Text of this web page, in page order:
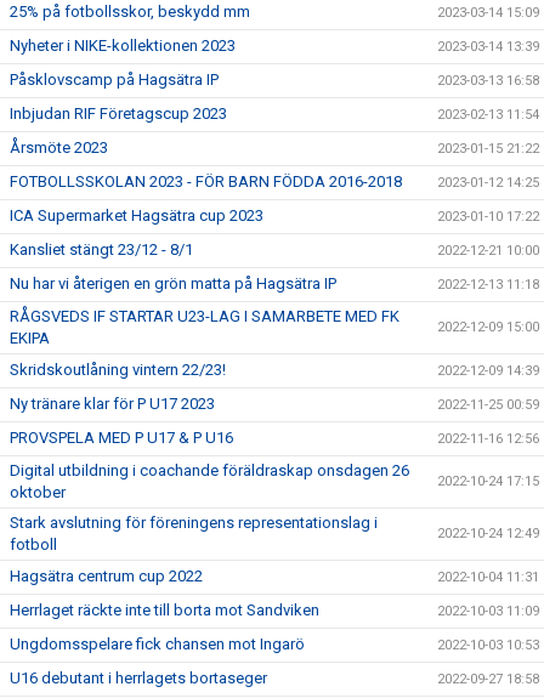
25% på fotbollsskor, beskydd mm 2023-03-14 15:09
Nyheter i NIKE-kollektionen 2023 2023-03-14 13:39
Påsklovscamp på Hagsätra IP 2023-03-13 16:58
Inbjudan RIF Företagscup 2023 2023-02-13 11:54
Årsmöte 2023 2023-01-15 21:22
FOTBOLLSSKOLAN 2023 - FÖR BARN FÖDDA 2016-2018 2023-01-12 14:25
ICA Supermarket Hagsätra cup 2023 2023-01-10 17:22
Kansliet stängt 23/12 - 8/1 2022-12-21 10:00
Nu har vi återigen en grön matta på Hagsätra IP 2022-12-13 11:18
RÅGSVEDS IF STARTAR U23-LAG I SAMARBETE MED FK
EKIPA
2022-12-09 15:00
Skridskoutlåning vintern 22/23! 2022-12-09 14:39
Ny tränare klar för P U17 2023 2022-11-25 00:59
PROVSPELA MED P U17 & P U16 2022-11-16 12:56
Digital utbildning i coachande föräldraskap onsdagen 26
oktober
2022-10-24 17:15
Stark avslutning för föreningens representationslag i
fotboll
2022-10-24 12:49
Hagsätra centrum cup 2022 2022-10-04 11:31
Herrlaget räckte inte till borta mot Sandviken 2022-10-03 11:09
Ungdomsspelare fick chansen mot Ingarö 2022-10-03 10:53
U16 debutant i herrlagets bortaseger 2022-09-27 18:58